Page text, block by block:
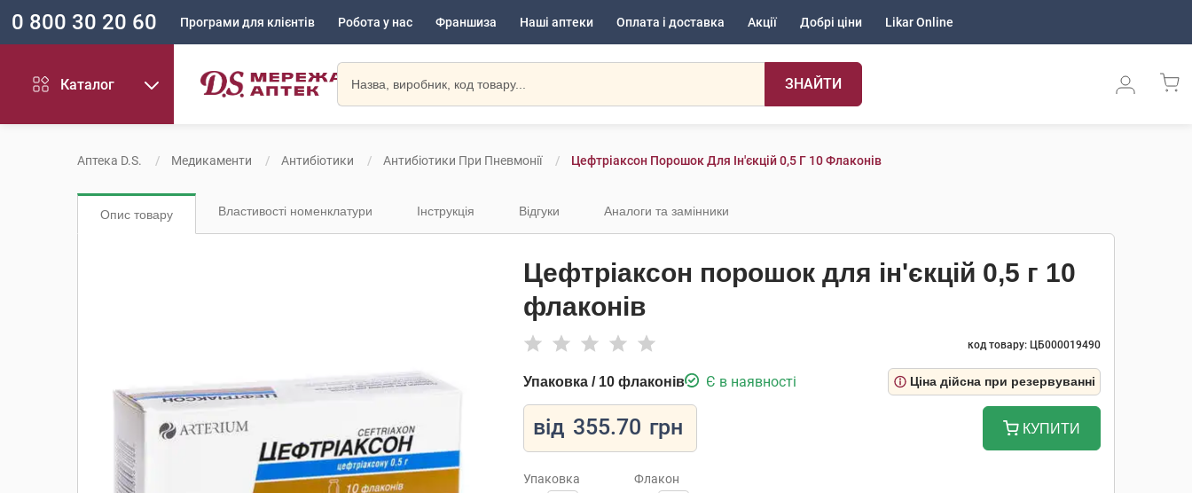
0 800 30 20 60 Програми для клієнтів Робота у нас Франшиза Наші аптеки Оплата і доставка Акції Добрі ціни Likar Online
Каталог ЗНАЙТИ
Аптека D.S. Медикаменти Антибіотики Антибіотики При Пневмонії Цефтріаксон Порошок Для Ін'єкцій 0,5 Г 10 Флаконів
Опис товару Властивості номенклатури Інструкція Відгуки Аналоги та замінники
Цефтріаксон порошок для ін'єкцій 0,5 г 10
флаконів
код товару: ЦБ000019490
Упаковка / 10 флаконів Є в наявності Ціна дійсна при резервуванні
від 355.70 грн КУПИТИ
Упаковка Флакон